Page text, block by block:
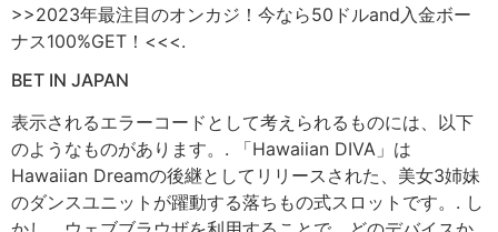
>>2023年最注目のオンカジ！今なら50ドルand入金ボー
ナス100%GET！<<<.
BET IN JAPAN
表示されるエラーコードとして考えられるものには、以下
のようなものがあります。. 「Hawaiian DIVA」は
Hawaiian Dreamの後継としてリリースされた、美女3姉妹
のダンスユニットが躍動する落ちもの式スロットです。. し